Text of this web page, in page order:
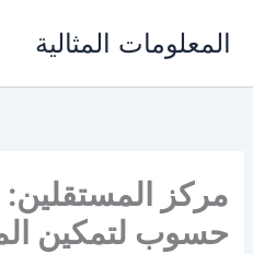
المعلومات المثالية
مركز
حسوب لتمكين